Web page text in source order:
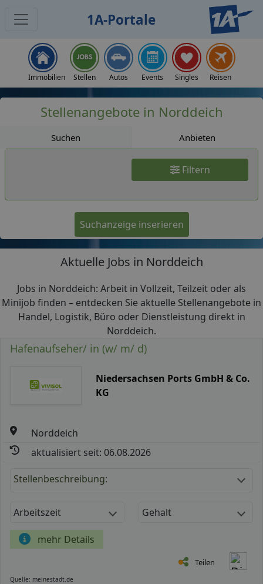
1A-Portale
Immobilien Stellen Autos Events Singles Reisen
Stellenangebote in Norddeich
Suchen Anbieten
Filtern
Suchanzeige inserieren
Aktuelle Jobs in Norddeich
Jobs in Norddeich: Arbeit in Vollzeit, Teilzeit oder als
Minijob finden – entdecken Sie aktuelle Stellenangebote in
Handel, Logistik, Büro oder Dienstleistung direkt in
Norddeich.
Hafenaufseher/ in (w/ m/ d)
Niedersachsen Ports GmbH & Co.
KG
Norddeich
aktualisiert seit: 06.08.2026
Stellenbeschreibung:
Arbeitszeit Gehalt
mehr Details
Teilen
Quelle: meinestadt.de